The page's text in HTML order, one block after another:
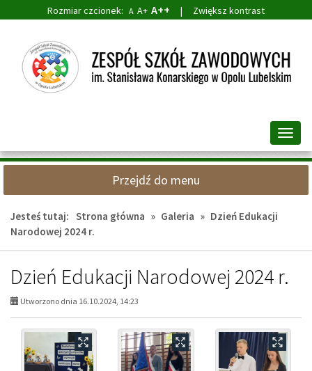
głównej
treści
wyszukiwarki
Rozmiar czcionek: A A+ A++ | Zwiększ kontrast
Przejdź do menu
Jesteś tutaj: Strona główna » Galeria » Dzień Edukacji
Narodowej 2024 r.
Dzień Edukacji Narodowej 2024 r.
Utworzono dnia 16.10.2024, 14:23